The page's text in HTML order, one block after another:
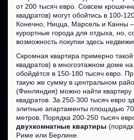
от 200 тысяч евро. Совсем
квадратов) могут обойтись в 100-
Конечно, Ницца, Марсель и Канны –
курортные города для отдыха, но,
возможность покупки здесь
Скромная квартира примерно
квадратов) в многоэтажном доме
обойдётся в 150-180 тысяч евро.
такую же сумму в центральном
(Финляндия) можно найти
квадратов. За 250-300 тысяч евро
элитные апартаменты площадью
метров. Порядка 200-250 тысяч
двухкомнатные квартиры
Риме или Берлине.